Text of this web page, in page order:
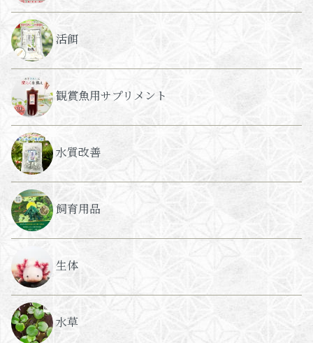
活餌
観賞魚用サプリメント
水質改善
飼育用品
生体
水草